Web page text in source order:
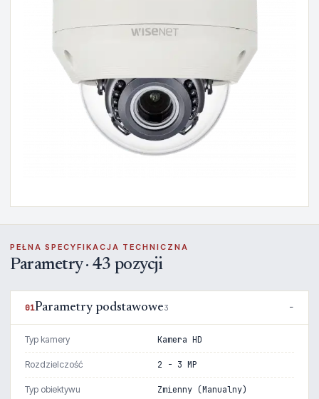
PEŁNA SPECYFIKACJA TECHNICZNA
Parametry · 43 pozycji
01Parametry podstawowe3
Typ kamery Kamera HD
Rozdzielczość 2 - 3 MP
Typ obiektywu Zmienny (Manualny)